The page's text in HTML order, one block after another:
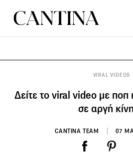
VIRAL VIDEOS
Δείτε το viral video με ποπ
σε αργή
CANTINA TEAM 07